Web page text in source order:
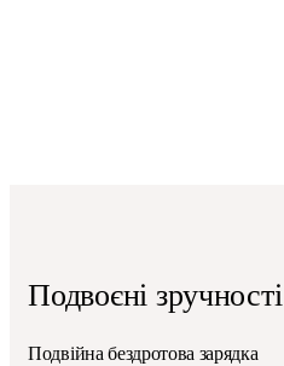
Подвоєні зручності
Подвійна бездротова зарядка